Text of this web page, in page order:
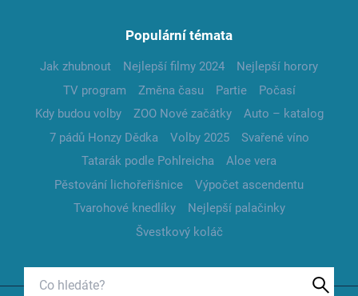
Populární témata
Jak zhubnout Nejlepší filmy 2024
Nejlepší horory
TV program
Změna času Partie
Počasí
Kdy budou volby
ZOO Nové začátky
Auto – katalog
7 pádů Honzy Dědka
Volby 2025
Svařené víno
Tatarák podle Pohlreicha
Aloe vera
Pěstování lichořeřišnice
Výpočet ascendentu
Tvarohové knedlíky
Nejlepší palačinky
Švestkový koláč